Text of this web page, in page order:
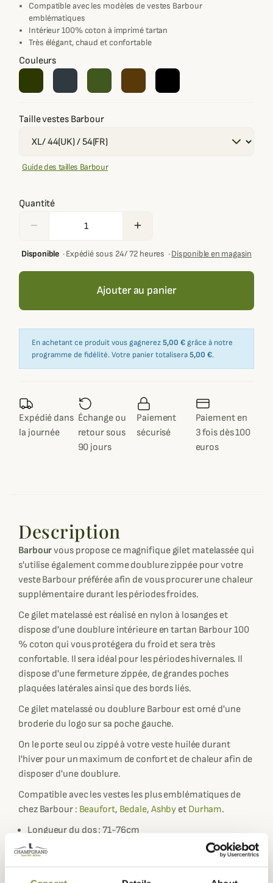
Compatible avec les modèles de vestes Barbour
emblématiques
Intérieur 100% coton à imprimé tartan
Très élégant, chaud et confortable
Couleurs
Taille vestes Barbour
Guide des tailles Barbour
Quantité
remove add
Disponible·Expédié sous 24/ 72 heures ·Disponible en magasin
Ajouter au panier
En achetant ce produit vous gagnerez5,00 € grâce à notre
programme de fidélité. Votre panier totalisera5,00 €.
Expédié dans
la journée
Échange ou
retour sous
90 jours
Paiement
sécurisé
Paiement en
3 fois dès 100
euros
Description
Barbourvous propose ce magnifique gilet matelassée qui
s'utilise également comme doublure zippée pour votre
veste Barbour préférée afin de vous procurer une chaleur
supplémentaire durant les périodes froides.
Ce gilet matelassé est réalisé en nylon à losanges et
dispose d'une doublure intérieure en tartan Barbour 100
% coton qui vous protégera du froid et sera très
confortable. Il sera idéal pour les périodes hivernales. Il
dispose d'une fermeture zippée, de grandes poches
plaquées latérales ainsi que des bords liés.
Ce gilet matelassé ou doublure Barbour est orné d'une
broderie du logo sur sa poche gauche.
On le porte seul ou zippé à votre veste huilée durant
l'hiver pour un maximum de confort et de chaleur afin de
disposer d'une doublure.
Compatible avec les vestes les plus emblématiques de
chez Barbour : Beaufort, Bedale, Ashby et Durham.
Longueur du dos : 71-76cm
Fiche technique
Doublure 100% Coton